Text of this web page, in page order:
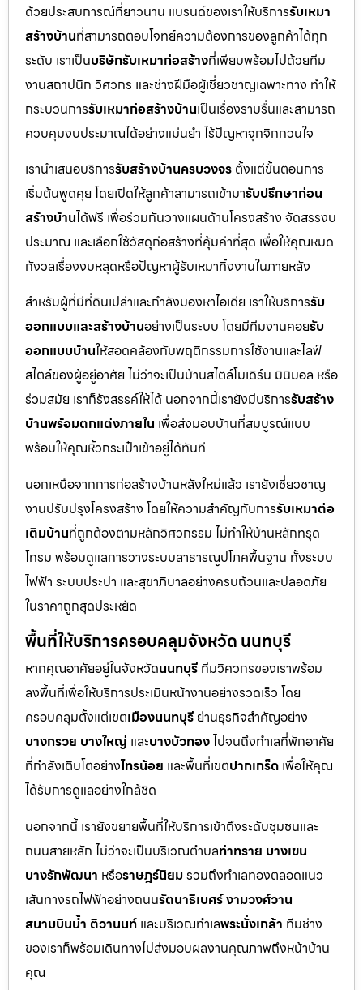
ด้วยประสบการณ์ที่ยาวนาน แบรนด์ของเราให้บริการรับเหมา
สร้างบ้านที่สามารถตอบโจทย์ความต้องการของลูกค้าได้ทุก
ระดับ เราเป็นบริษัทรับเหมาก่อสร้างที่เพียบพร้อมไปด้วยทีม
งานสถาปนิก วิศวกร และช่างฝีมือผู้เชี่ยวชาญเฉพาะทาง ทำให้
กระบวนการรับเหมาก่อสร้างบ้านเป็นเรื่องราบรื่นและสามารถ
ควบคุมงบประมาณได้อย่างแม่นยำ ไร้ปัญหาจุกจิกกวนใจ
เรานำเสนอบริการรับสร้างบ้านครบวงจร ตั้งแต่ขั้นตอนการ
เริ่มต้นพูดคุย โดยเปิดให้ลูกค้าสามารถเข้ามารับปรึกษาก่อน
สร้างบ้านได้ฟรี เพื่อร่วมกันวางแผนด้านโครงสร้าง จัดสรรงบ
ประมาณ และเลือกใช้วัสดุก่อสร้างที่คุ้มค่าที่สุด เพื่อให้คุณหมด
กังวลเรื่องงบหลุดหรือปัญหาผู้รับเหมาทิ้งงานในภายหลัง
สำหรับผู้ที่มีที่ดินเปล่าและกำลังมองหาไอเดีย เราให้บริการรับ
ออกแบบและสร้างบ้านอย่างเป็นระบบ โดยมีทีมงานคอยรับ
ออกแบบบ้านให้สอดคล้องกับพฤติกรรมการใช้งานและไลฟ์
สไตล์ของผู้อยู่อาศัย ไม่ว่าจะเป็นบ้านสไตล์โมเดิร์น มินิมอล หรือ
ร่วมสมัย เราก็รังสรรค์ให้ได้ นอกจากนี้เรายังมีบริการรับสร้าง
บ้านพร้อมตกแต่งภายใน เพื่อส่งมอบบ้านที่สมบูรณ์แบบ
พร้อมให้คุณหิ้วกระเป๋าเข้าอยู่ได้ทันที
นอกเหนือจากการก่อสร้างบ้านหลังใหม่แล้ว เรายังเชี่ยวชาญ
งานปรับปรุงโครงสร้าง โดยให้ความสำคัญกับการรับเหมาต่อ
เติมบ้านที่ถูกต้องตามหลักวิศวกรรม ไม่ทำให้บ้านหลักทรุด
โทรม พร้อมดูแลการวางระบบสาธารณูปโภคพื้นฐาน ทั้งระบบ
ไฟฟ้า ระบบประปา และสุขาภิบาลอย่างครบถ้วนและปลอดภัย
ในราคาถูกสุดประหยัด
พื้นที่ให้บริการครอบคลุมจังหวัด นนทบุรี
หากคุณอาศัยอยู่ในจังหวัดนนทบุรี ทีมวิศวกรของเราพร้อม
ลงพื้นที่เพื่อให้บริการประเมินหน้างานอย่างรวดเร็ว โดย
ครอบคลุมตั้งแต่เขตเมืองนนทบุรี ย่านธุรกิจสำคัญอย่าง
บางกรวย บางใหญ่ และบางบัวทองไปจนถึงทำเลที่พักอาศัย
ที่กำลังเติบโตอย่างไทรน้อย และพื้นที่เขตปากเกร็ด เพื่อให้คุณ
ได้รับการดูแลอย่างใกล้ชิด
นอกจากนี้ เรายังขยายพื้นที่ให้บริการเข้าถึงระดับชุมชนและ
ถนนสายหลัก ไม่ว่าจะเป็นบริเวณตำบลท่าทราย บางเขน
บางรักพัฒนา หรือราษฎร์นิยมรวมถึงทำเลทองตลอดแนว
เส้นทางรถไฟฟ้าอย่างถนนรัตนาธิเบศร์ งามวงศ์วาน
สนามบินน้ำ ติวานนท์ และบริเวณทำเลพระนั่งเกล้า ทีมช่าง
ของเราก็พร้อมเดินทางไปส่งมอบผลงานคุณภาพถึงหน้าบ้าน
คุณ